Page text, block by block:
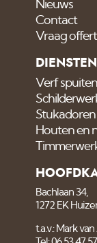
Nieuws
Contact
Vraag
DIENSTEN
Verf spuiten
Stukadoren
Houten en
Bachlaan 34,
1272 EK
t.a.v.: Mark